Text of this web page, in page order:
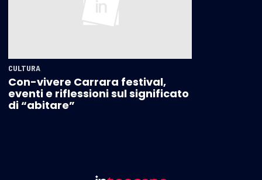
CULTURA
Con-vivere Carrara festival,
eventi e riflessioni sul significato
di “abitare”